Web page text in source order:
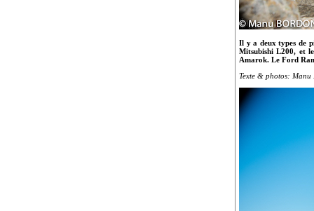
Il y a deux types de
Mitsubishi L200, et
Amarok. Le Ford
Texte & photos: Manu